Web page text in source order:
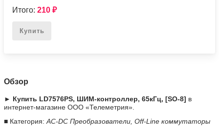
Итого:210₽
Купить
Обзор
► Купить LD7576PS, ШИМ-контроллер, 65кГц, [SO-8] в
интернет-магазине ООО «Телеметрия».
■ Категория:AC-DC Преобразователи, Off-Line коммутаторы